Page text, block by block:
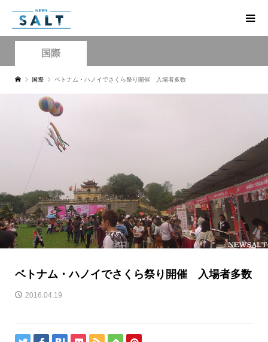
国際
国際 ベトナム・ハノイでさくら祭り開催 入場者多数
ベトナム・ハノイでさくら祭り開催 入場者多数
2016.04.19